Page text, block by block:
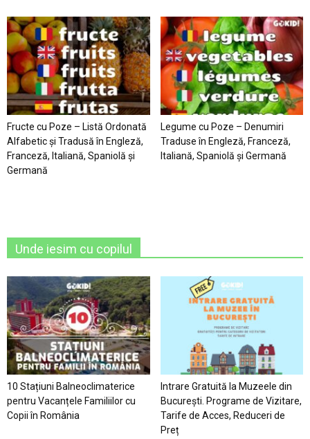
Fructe cu Poze – Listă Ordonată
Alfabetic şi Tradusă în Engleză,
Franceză, Italiană, Spaniolă şi
Germană
Legume cu Poze – Denumiri
Traduse în Engleză, Franceză,
Italiană, Spaniolă şi Germană
Unde iesim cu copilul
10 Stațiuni Balneoclimaterice
pentru Vacanțele Familiilor cu
Copii în România
Intrare Gratuită la Muzeele din
București. Programe de Vizitare,
Tarife de Acces, Reduceri de
Preț